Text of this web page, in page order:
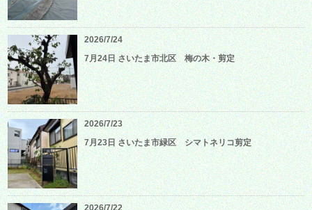
2026/7/24
7月24日 さいたま市北区 梅の木・剪定
2026/7/23
7月23日 さいたま市緑区 シマトネリコ剪定
2026/7/22